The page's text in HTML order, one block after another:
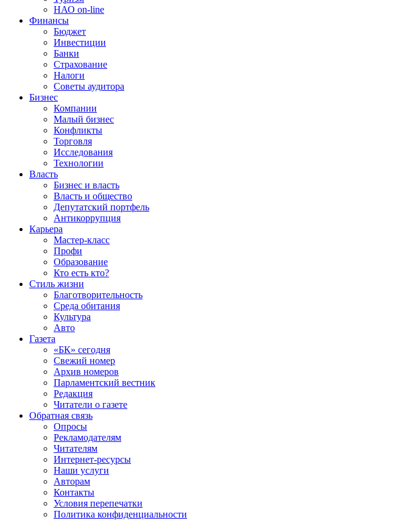
НАО on-line
Финансы
Бюджет
Инвестиции
Банки
Страхование
Налоги
Советы аудитора
Бизнес
Компании
Малый бизнес
Конфликты
Торговля
Исследования
Технологии
Власть
Бизнес и власть
Власть и общество
Депутатский портфель
Антикоррупция
Карьера
Мастер-класс
Профи
Образование
Кто есть кто?
Стиль жизни
Благотворительность
Среда обитания
Культура
Авто
Газета
«БК» сегодня
Свежий номер
Архив номеров
Парламентский вестник
Редакция
Читатели о газете
Обратная связь
Опросы
Рекламодателям
Читателям
Интернет-ресурсы
Наши услуги
Авторам
Контакты
Условия перепечатки
Политика конфиденциальности